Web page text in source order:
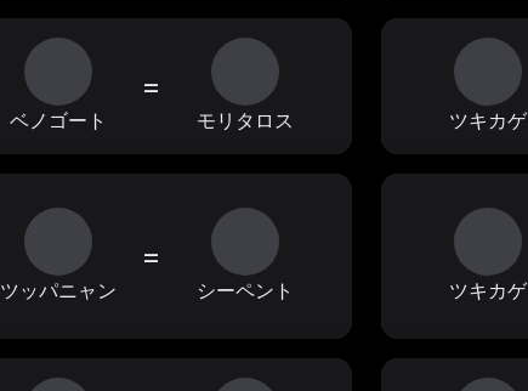
ベノゴート
=
モリタロス ツキカゲ
ツッパニャン
=
シーペント ツキカゲ